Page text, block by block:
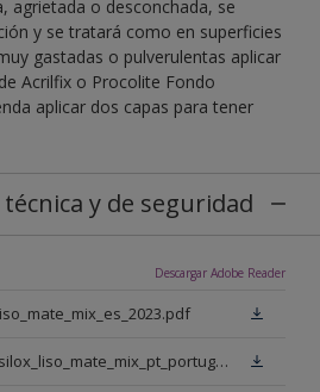
agrietada o desconchada, se
y se tratará como en superficies
gastadas o pulverulentas aplicar
Acrilfix o Procolite Fondo
aplicar dos capas para tener
y de seguridad
Descargar Adobe Reader
ficha_tecnica_prosilox_liso_mate_mix_pt_portugal.pdf